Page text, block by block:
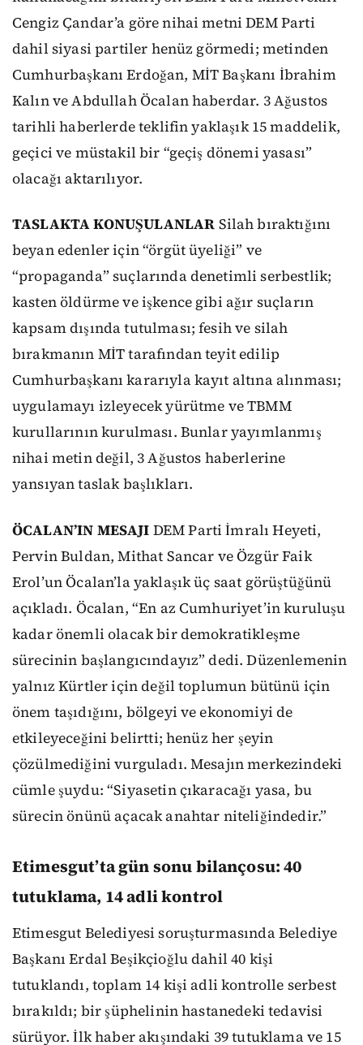
Cengiz Çandar’a göre nihai metni DEM Parti
dahil siyasi partiler henüz görmedi; metinden
Cumhurbaşkanı Erdoğan, MİT Başkanı İbrahim
Kalın ve Abdullah Öcalan haberdar. 3 Ağustos
tarihli haberlerde teklifin yaklaşık 15 maddelik,
geçici ve müstakil bir “geçiş dönemi yasası”
olacağı aktarılıyor.
TASLAKTA KONUŞULANLAR Silah bıraktığını
beyan edenler için “örgüt üyeliği” ve
“propaganda” suçlarında denetimli serbestlik;
kasten öldürme ve işkence gibi ağır suçların
kapsam dışında tutulması; fesih ve silah
bırakmanın MİT tarafından teyit edilip
Cumhurbaşkanı kararıyla kayıt altına alınması;
uygulamayı izleyecek yürütme ve TBMM
kurullarının kurulması. Bunlar yayımlanmış
nihai metin değil, 3 Ağustos haberlerine
yansıyan taslak başlıkları.
ÖCALAN’IN MESAJI DEM Parti İmralı Heyeti,
Pervin Buldan, Mithat Sancar ve Özgür Faik
Erol’un Öcalan’la yaklaşık üç saat görüştüğünü
açıkladı. Öcalan, “En az Cumhuriyet’in kuruluşu
kadar önemli olacak bir demokratikleşme
sürecinin başlangıcındayız” dedi. Düzenlemenin
yalnız Kürtler için değil toplumun bütünü için
önem taşıdığını, bölgeyi ve ekonomiyi de
etkileyeceğini belirtti; henüz her şeyin
çözülmediğini vurguladı. Mesajın merkezindeki
cümle şuydu: “Siyasetin çıkaracağı yasa, bu
sürecin önünü açacak anahtar niteliğindedir.”
Etimesgut’ta gün sonu bilançosu: 40
tutuklama, 14 adli kontrol
Etimesgut Belediyesi soruşturmasında Belediye
Başkanı Erdal Beşikçioğlu dahil 40 kişi
tutuklandı, toplam 14 kişi adli kontrolle serbest
bırakıldı; bir şüphelinin hastanedeki tedavisi
sürüyor. İlk haber akışındaki 39 tutuklama ve 15